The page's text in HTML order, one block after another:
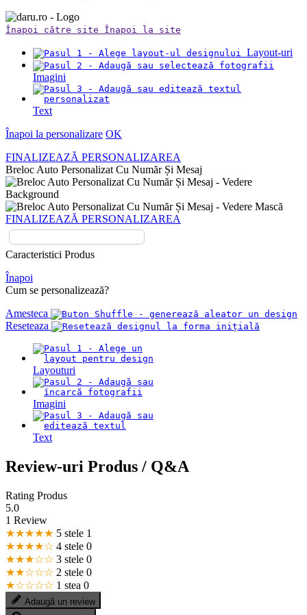
Înapoi către site Înapoi la site
Layout-uri
Imagini
Text
Înapoi la personalizare OK
FINALIZEAZĂ PERSONALIZAREA
Breloc Auto Personalizat Cu Număr Și Mesaj
FINALIZEAZĂ PERSONALIZAREA
Caracteristici Produs
Înapoi
Cum se personalizează?
Amesteca
Reseteaza
Layouturi
Imagini
Text
Review-uri Produs / Q&A
Rating Produs
5.0
1 Review
★★★★★ 5 stele 1
★★★★☆ 4 stele 0
★★★☆☆ 3 stele 0
★★☆☆☆ 2 stele 0
★☆☆☆☆ 1 stea 0
Adaugă un review